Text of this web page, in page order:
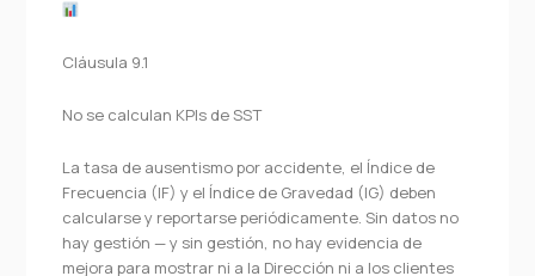
Cláusula 9.1
No se calculan KPIs de SST
La tasa de ausentismo por accidente, el Índice de
Frecuencia (IF) y el Índice de Gravedad (IG) deben
calcularse y reportarse periódicamente. Sin datos no
hay gestión — y sin gestión, no hay evidencia de
mejora para mostrar ni a la Dirección ni a los clientes